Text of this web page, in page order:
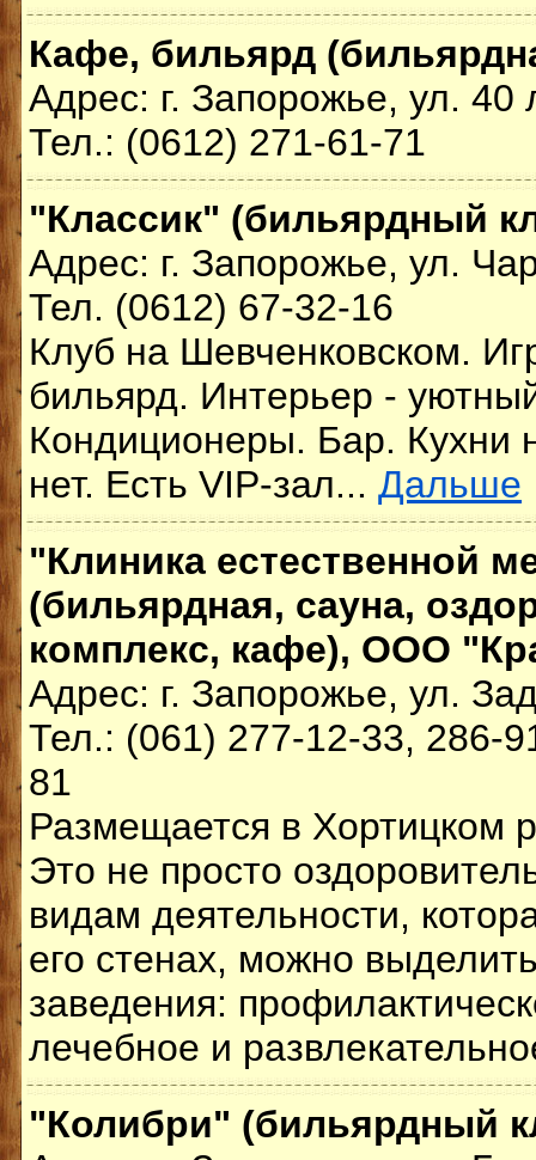
Кафе, бильярд
Адрес: г. Запорожье, ул.
Тел.: (0612) 271-61-71
"Классик" (бильярдный
Адрес: г. Запорожье, ул.
Тел. (0612) 67-32-16
Клуб на Шевченковском.
бильярд. Интерьер -
Кондиционеры. Бар. Кухни
нет. Есть VIP-зал... Дальше
"Клиника естественной
(бильярдная, сауна,
комплекс, кафе), ООО
Адрес: г. Запорожье, ул.
Тел.: (061) 277-12-33, 286-
81
Размещается в Хортицком
Это не просто
видам деятельности,
его стенах, можно
заведения:
лечебное и
"Колибри" (бильярдный